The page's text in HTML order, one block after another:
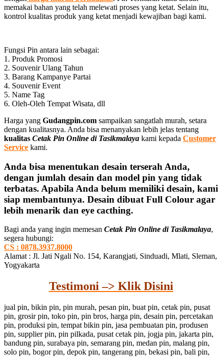
memakai bahan yang telah melewati proses yang ketat. Selain itu,
kontrol kualitas produk yang ketat menjadi kewajiban bagi kami.
Fungsi Pin antara lain sebagai:
1. Produk Promosi
2. Souvenir Ulang Tahun
3. Barang Kampanye Partai
4. Souvenir Event
5. Name Tag
6. Oleh-Oleh Tempat Wisata, dll
Harga yang Gudangpin.com sampaikan sangatlah murah, setara
dengan kualitasnya. Anda bisa menanyakan lebih jelas tentang
kualitas Cetak Pin Online di Tasikmalaya kami kepada Customer
Service kami.
Anda bisa menentukan desain terserah Anda,
dengan jumlah desain dan model pin yang tidak
terbatas. Apabila Anda belum memiliki desain, kami
siap membantunya. Desain dibuat Full Colour agar
lebih menarik dan eye cacthing.
Bagi anda yang ingin memesan Cetak Pin Online di Tasikmalaya,
segera hubungi:
CS : 0878.3937.8000
Alamat : Jl. Jati Ngali No. 154, Karangjati, Sinduadi, Mlati, Sleman,
Yogyakarta
Testimoni –> Klik Disini
jual pin, bikin pin, pin murah, pesan pin, buat pin, cetak pin, pusat
pin, grosir pin, toko pin, pin bros, harga pin, desain pin, percetakan
pin, produksi pin, tempat bikin pin, jasa pembuatan pin, produsen
pin, supplier pin, pin pilkada, pusat cetak pin, jogja pin, jakarta pin,
bandung pin, surabaya pin, semarang pin, medan pin, malang pin,
solo pin, bogor pin, depok pin, tangerang pin, bekasi pin, bali pin,